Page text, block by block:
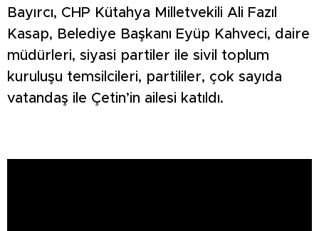
Bayırcı, CHP Kütahya Milletvekili Ali Fazıl
Kasap, Belediye Başkanı Eyüp Kahveci, daire
müdürleri, siyasi partiler ile sivil toplum
kuruluşu temsilcileri, partililer, çok sayıda
vatandaş ile Çetin’in ailesi katıldı.